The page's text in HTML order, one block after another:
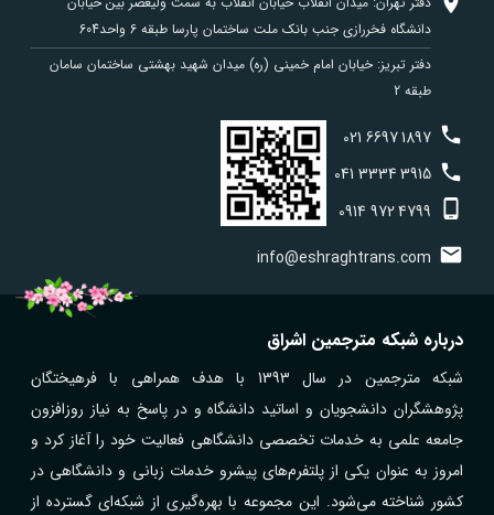
دانشگاه فخررازی جنب بانک ملت ساختمان پارسا طبقه 6 واحد604
دفتر تبریز: خیابان امام خمینی (ره) میدان شهید بهشتی ساختمان سامان
طبقه 2
021 66971897
041 33343915
0914 9724799
info@eshraghtrans.com
درباره شبکه مترجمین اشراق
شبکه مترجمین در سال 1393 با هدف همراهی با فرهیختگان
پژوهشگران دانشجویان و اساتید دانشگاه و در پاسخ به نیاز روزافزون
جامعه علمی به خدمات تخصصی دانشگاهی فعالیت خود را آغاز کرد و
امروز به عنوان یکی از پلتفرم‌های پیشرو خدمات زبانی و دانشگاهی در
کشور شناخته می‌شود. این مجموعه با بهره‌گیری از شبکه‌ای گسترده از